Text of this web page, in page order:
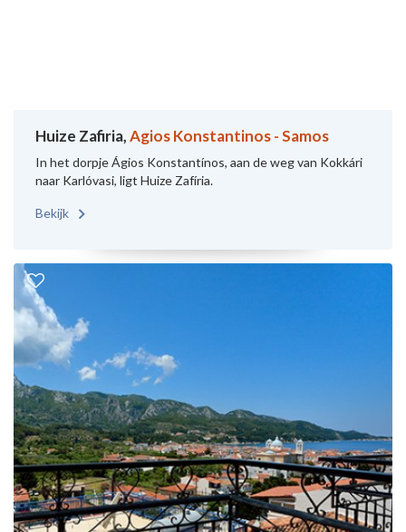
Huize Zafiria,Agios Konstantinos - Samos
In het dorpje Ágios Konstantínos, aan de weg van Kokkári
naar Karlóvasi, ligt Huize Zafíria.
Bekijk